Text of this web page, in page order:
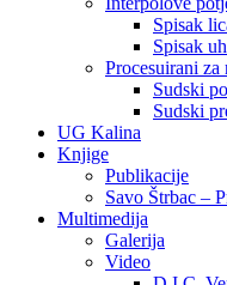
Spisak
Spisak
Procesuirani
Sudski
Sudski
UG Kalina
Knjige
Publikacije
Savo Štrbac –
Multimedija
Galerija
Video